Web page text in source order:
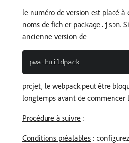
le numéro de version est placé à
noms de fichier package.json.
ancienne version de
projet, le webpack peut être
longtemps avant de commencer
Procédure à suivre :
Conditions préalables :